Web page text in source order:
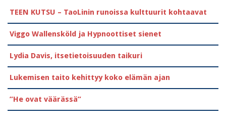
TEEN KUTSU – TaoLinin runoissa kulttuurit kohtaavat
Viggo Wallensköld ja Hypnoottiset sienet
Lydia Davis, itsetietoisuuden taikuri
Lukemisen taito kehittyy koko elämän ajan
”He ovat väärässä”